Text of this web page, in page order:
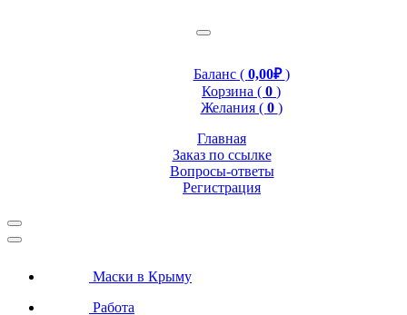
Баланс ( 0,00₽)
Корзина ( 0 )
Желания ( 0 )
Главная
Заказ по ссылке
Вопросы-ответы
Регистрация
Маски в Крыму
Работа